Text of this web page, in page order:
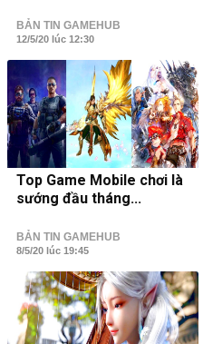
BẢN TIN GAMEHUB
12/5/20 lúc 12:30
Top Game Mobile chơi là
sướng đầu tháng...
BẢN TIN GAMEHUB
8/5/20 lúc 19:45